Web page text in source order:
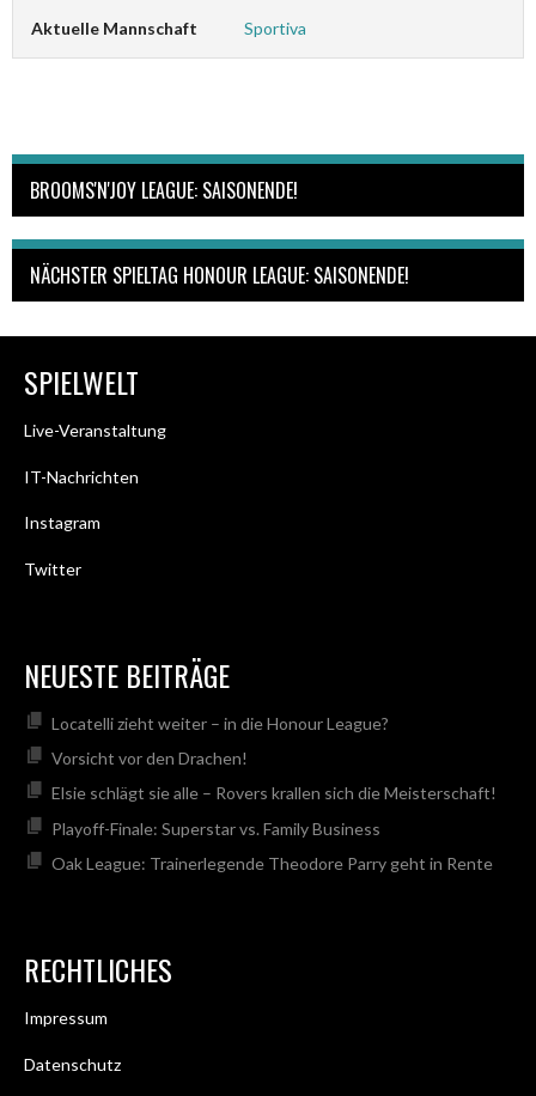
Aktuelle Mannschaft Sportiva
BROOMS'N'JOY LEAGUE: SAISONENDE!
NÄCHSTER SPIELTAG HONOUR LEAGUE: SAISONENDE!
SPIELWELT
Live-Veranstaltung
IT-Nachrichten
Instagram
Twitter
NEUESTE BEITRÄGE
Locatelli zieht weiter – in die Honour League?
Vorsicht vor den Drachen!
Elsie schlägt sie alle – Rovers krallen sich die Meisterschaft!
Playoff-Finale: Superstar vs. Family Business
Oak League: Trainerlegende Theodore Parry geht in Rente
RECHTLICHES
Impressum
Datenschutz